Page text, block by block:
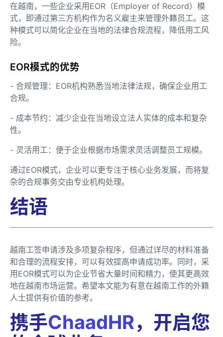
在越南，一些企业采用EOR（Employer of Record）模
式，即通过第三方机构作为名义雇主来管理外籍员工。这
种模式可以简化企业在当地的法律合规流程，降低用工风
险。
EOR模式的优势
- 合规管理：EOR机构熟悉当地法律法规，确保企业用工
合规。
- 成本节约：减少企业在当地设立法人实体的成本和复杂
性。
- 灵活用工：便于企业根据市场需求灵活调整员工规模。
通过EOR模式，企业可以更专注于核心业务发展，而将复
杂的合规事务交由专业机构处理。
结语
越南工签申请涉及多项复杂程序，但通过详尽的材料准备
和合理的流程安排，可以有效提高申请成功率。同时，采
用EOR模式可以为企业节省大量时间和精力，使其更高效
地在越南市场运营。希望本文能为有意在越南工作的外籍
人士提供有价值的参考。
携手ChaadHR，开启您